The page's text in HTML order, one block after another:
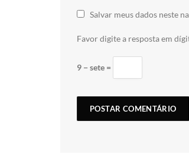
Salvar meus dados neste
Favor digite a resposta em
9 − sete =